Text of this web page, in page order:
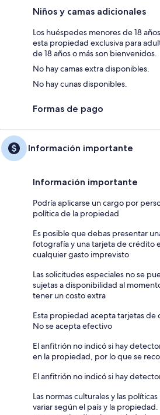
Niños y camas adicionales
Los huéspedes menores de 18
esta propiedad exclusiva para
de 18 años o más son bienvenidos.
No hay camas extra disponibles.
No hay cunas disponibles.
Formas de pago
Información importante
Información importante
Podría aplicarse un cargo por
política de la propiedad
Es posible que debas presentar
fotografía y una tarjeta de crédito
cualquier gasto imprevisto
Las solicitudes especiales no se
sujetas a disponibilidad al
tener un costo extra
Esta propiedad acepta tarjetas
No se acepta efectivo
El anfitrión no indicó si hay
en la propiedad, por lo que se
El anfitrión no indicó si hay
Las normas culturales y las
variar según el país y la